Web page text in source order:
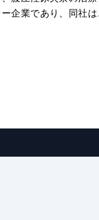
企業であり、同社